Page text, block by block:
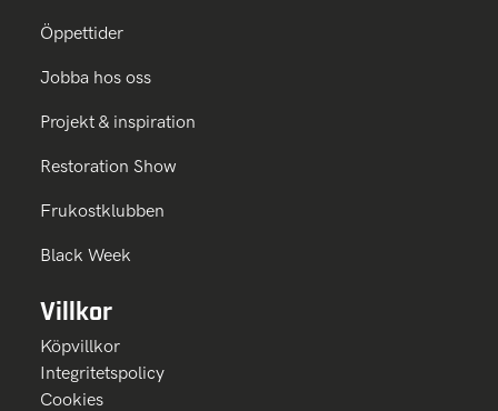
Öppettider
Jobba hos oss
Projekt & inspiration
Restoration Show
Frukostklubben
Black Week
Villkor
Köpvillkor
Integritetspolicy
Cookies